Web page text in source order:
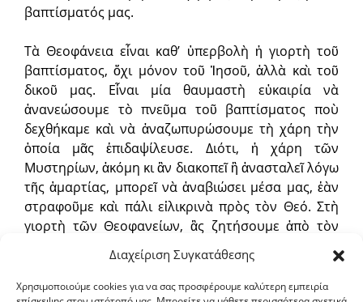
Διαχείριση Συγκατάθεσης
Χρησιμοποιούμε cookies για να σας προσφέρουμε καλύτερη εμπειρία
βαπτίσματός μας.
Τὰ Θεοφάνεια εἶναι καθ’ ὑπερβολὴ ἡ γιορτὴ τοῦ
βαπτίσματος, ὄχι μόνον τοῦ Ἰησοῦ, ἀλλὰ καὶ τοῦ
δικοῦ μας. Εἶναι μία θαυμαστὴ εὐκαιρία νὰ
ἀνανεώσουμε τὸ πνεῦμα τοῦ βαπτίσματος ποὺ
δεχθήκαμε καὶ νὰ ἀναζωπυρώσουμε τὴ χάρη τὴν
ὁποία μᾶς ἐπιδαψίλευσε. Διότι, ἡ χάρη τῶν
Μυστηρίων, ἀκόμη κι ἂν διακοπεῖ ἢ ἀνασταλεῖ λόγω
τῆς ἁμαρτίας, μπορεῖ νὰ ἀναβιώσει μέσα μας, ἐὰν
στραφοῦμε καὶ πάλι εἰλικρινὰ πρὸς τὸν Θεό. Στὴ
γιορτὴ τῶν Θεοφανείων, ἂς ζητήσουμε ἀπὸ τὸν
Θεὸ νὰ μᾶς λούσει καὶ πάλι, πνευματικά, ὄχι μὲ τὴν
ὑλικὴ ἔννοια, στὰ νερὰ τοῦ βαπτίσματός μας. Ἂς
βυθίσουμε ἐκεῖ τὴν παλιὰ ἁμαρτωλή μας φύση,